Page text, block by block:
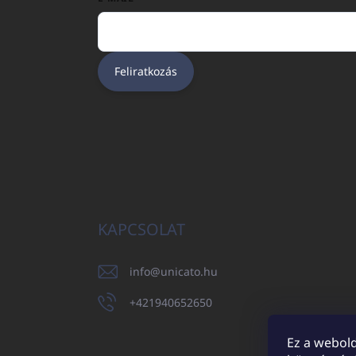
Ez a
Feliratkozás
KAPCSOLAT
info@unicato.hu
+421940652650